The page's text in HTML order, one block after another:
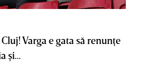
Varga e gata să renunţe
şi...